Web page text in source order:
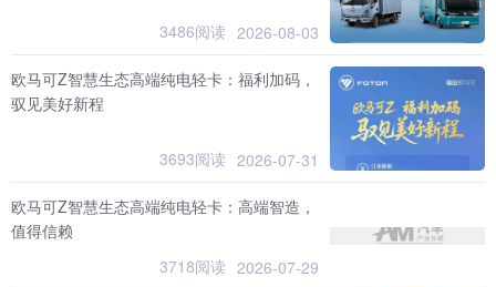
3486阅读 2026-08-03
欧马可Z智慧生态高端纯电轻卡：福利加码，
驭见美好新程
3693阅读 2026-07-31
欧马可Z智慧生态高端纯电轻卡：高端智造，
值得信赖
3718阅读 2026-07-29